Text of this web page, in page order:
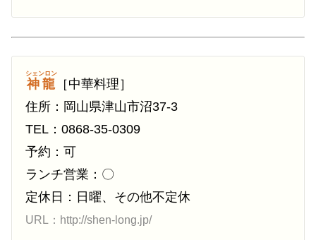
神龍
シェンロン
［中華料理］
住所：岡山県津山市沼37-3
TEL：0868-35-0309
予約：可
ランチ営業：〇
定休日：日曜、その他不定休
URL：http://shen-long.jp/